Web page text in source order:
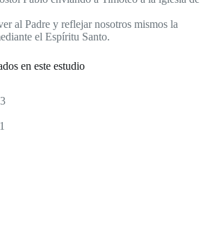
al Padre y reflejar nosotros mismos la
el Espíritu Santo.
en este estudio